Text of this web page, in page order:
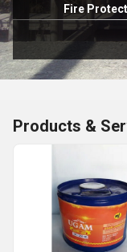
Fire
Products &